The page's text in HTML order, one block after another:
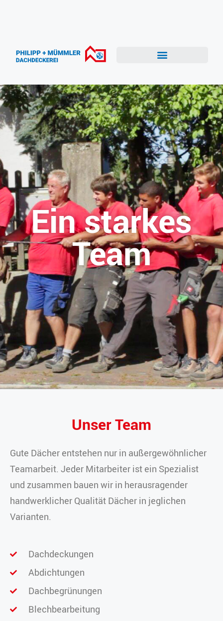
Ein starkes
Team
Unser Team
Gute Dächer entstehen nur in außergewöhnlicher
Teamarbeit. Jeder Mitarbeiter ist ein Spezialist
und zusammen bauen wir in herausragender
handwerklicher Qualität Dächer in jeglichen
Varianten.
Dachdeckungen
Abdichtungen
Dachbegrünungen
Blechbearbeitung